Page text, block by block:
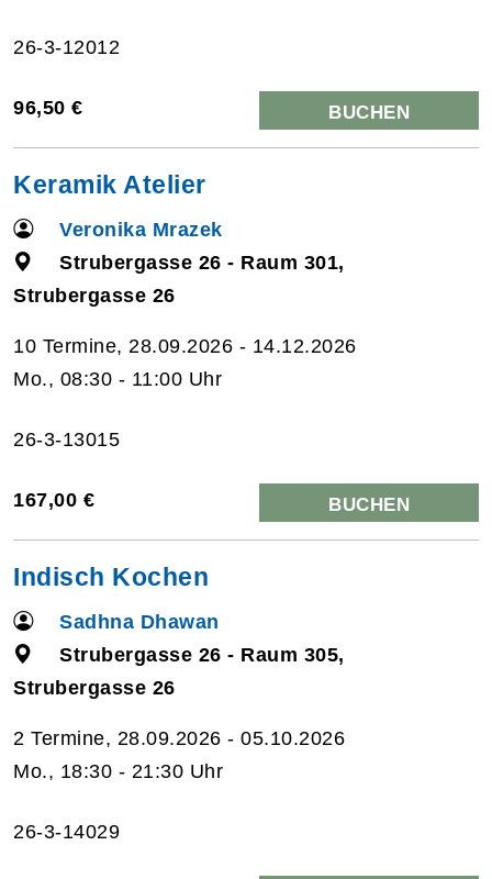
26-3-12012
96,50 € BUCHEN
Keramik Atelier
Veronika Mrazek
Strubergasse 26 - Raum 301,
Strubergasse 26
10 Termine, 28.09.2026 - 14.12.2026
Mo., 08:30 - 11:00 Uhr
26-3-13015
167,00 € BUCHEN
Indisch Kochen
Sadhna Dhawan
Strubergasse 26 - Raum 305,
Strubergasse 26
2 Termine, 28.09.2026 - 05.10.2026
Mo., 18:30 - 21:30 Uhr
26-3-14029